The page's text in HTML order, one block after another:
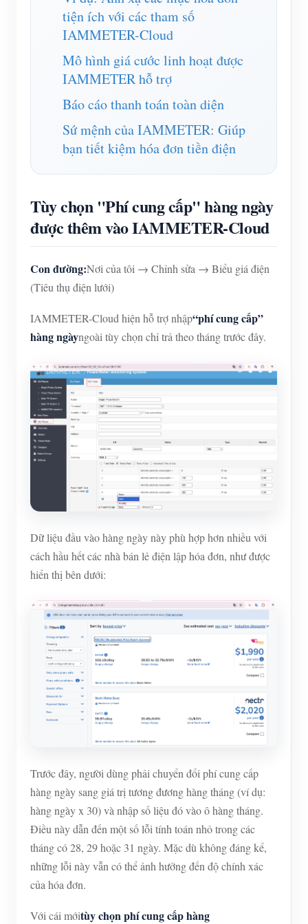
Trình mô phỏng IAMMETER
Máy đo ảo
Hệ thống dự báo và mô phỏng năng lượng
Các ứng dụng
Màn hình năng lượng hệ thống PV năng lượng mặt
Tự động hóa gia đình
Giám sát năng lượng nhà máy
Tài nguyên
Khởi động nhanh sản phẩm
Video hướng dẫn
Câu hỏi thường gặp
Tin tức
Cộng đồng
Nhà phát triển
Khám phá
Tiếp xúc
tiện ích với các tham số
IAMMETER-Cloud
Mô hình giá cước linh hoạt được
IAMMETER hỗ trợ
Báo cáo thanh toán toàn diện
Sứ mệnh của IAMMETER: Giúp
bạn tiết kiệm hóa đơn tiền điện
Tùy chọn "Phí cung cấp" hàng ngày
được thêm vào IAMMETER-Cloud
Con đường:Nơi của tôi → Chỉnh sửa → Biểu giá điện
(Tiêu thụ điện lưới)
IAMMETER-Cloud hiện hỗ trợ nhập“phí cung cấp”
hàng ngàyngoài tùy chọn chỉ trả theo tháng trước đây.
Dữ liệu đầu vào hàng ngày này phù hợp hơn nhiều với
cách hầu hết các nhà bán lẻ điện lập hóa đơn, như được
hiển thị bên dưới:
Trước đây, người dùng phải chuyển đổi phí cung cấp
hàng ngày sang giá trị tương đương hàng tháng (ví dụ:
hàng ngày x 30) và nhập số liệu đó vào ô hàng tháng.
Điều này dẫn đến một số lỗi tính toán nhỏ trong các
tháng có 28, 29 hoặc 31 ngày. Mặc dù không đáng kể,
những lỗi này vẫn có thể ảnh hưởng đến độ chính xác
của hóa đơn.
Với cái mớitùy chọn phí cung cấp hàng